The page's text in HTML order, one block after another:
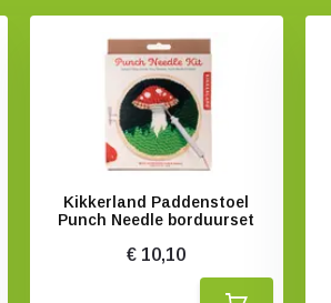
Kikkerland Paddenstoel
Punch Needle borduurset
€ 10,10